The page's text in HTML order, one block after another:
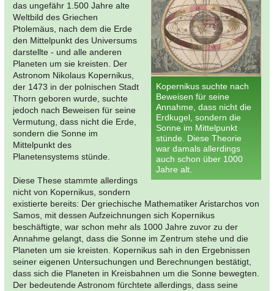
Kopernikus suchte nach
Beweisen für seine
Annahme, dass nicht die
Erdkugel, sondern die
Sonne im Mittelpunkt
stünde. Diese Theorie
war damals allerdings
auch schon über 1000
Jahre alt.
das ungefähr 1.500 Jahre alte
Weltbild des Griechen
Ptolemäus, nach dem die Erde
den Mittelpunkt des Universums
darstellte - und alle anderen
Planeten um sie kreisten. Der
Astronom Nikolaus Kopernikus,
der 1473 in der polnischen Stadt
Thorn geboren wurde, suchte
jedoch nach Beweisen für seine
Vermutung, dass nicht die Erde,
sondern die Sonne im
Mittelpunkt des
Planetensystems stünde.
Diese These stammte allerdings
nicht von Kopernikus, sondern
existierte bereits: Der griechische Mathematiker Aristarchos von
Samos, mit dessen Aufzeichnungen sich Kopernikus
beschäftigte, war schon mehr als 1000 Jahre zuvor zu der
Annahme gelangt, dass die Sonne im Zentrum stehe und die
Planeten um sie kreisten. Kopernikus sah in den Ergebnissen
seiner eigenen Untersuchungen und Berechnungen bestätigt,
dass sich die Planeten in Kreisbahnen um die Sonne bewegten.
Der bedeutende Astronom fürchtete allerdings, dass seine